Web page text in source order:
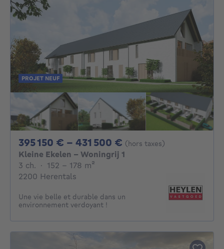
PROJET NEUF
395 150 € - 431 500 € De 395150€ À
(hors taxes)
Kleine Ekelen - Woningrij 1
3 ch. 3 chambres
· 152 - 178 m²
2200 Herentals
Une vie belle et durable dans un
environnement verdoyant !